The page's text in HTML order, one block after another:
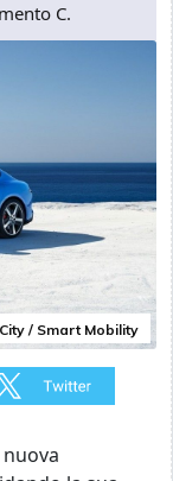
C.
/ Smart Mobility